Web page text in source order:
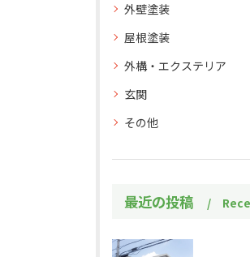
外壁塗装
屋根塗装
外構・エクステリア
玄関
その他
最近の投稿